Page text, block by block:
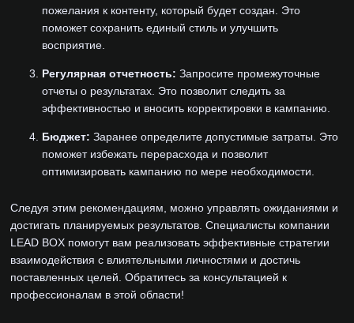
пожелания к контенту, который будет создан. Это
поможет сохранить единый стиль и улучшить
восприятие.
Регулярная отчетность: Запросите промежуточные
отчеты о результатах. Это позволит следить за
эффективностью и вносить корректировки в кампанию.
Бюджет: Заранее определите допустимые затраты. Это
поможет избежать перерасхода и позволит
оптимизировать кампанию по мере необходимости.
Следуя этим рекомендациям, можно управлять ожиданиями и
достигать планируемых результатов. Специалисты компании
LEAD BOX помогут вам реализовать эффективные стратегии
взаимодействия с влиятельными личностями и достичь
поставленных целей. Обратитесь за консультацией к
профессионалам в этой области!